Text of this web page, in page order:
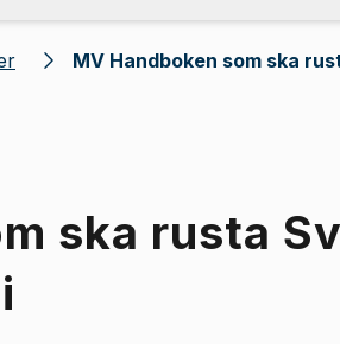
MV Handboken som ska
ska rusta